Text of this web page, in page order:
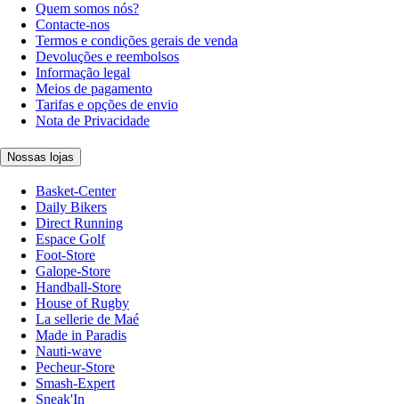
Quem somos nós?
Contacte-nos
Termos e condições gerais de venda
Devoluções e reembolsos
Informação legal
Meios de pagamento
Tarifas e opções de envio
Nota de Privacidade
Nossas lojas
Basket-Center
Daily Bikers
Direct Running
Espace Golf
Foot-Store
Galope-Store
Handball-Store
House of Rugby
La sellerie de Maé
Made in Paradis
Nauti-wave
Pecheur-Store
Smash-Expert
Sneak'In